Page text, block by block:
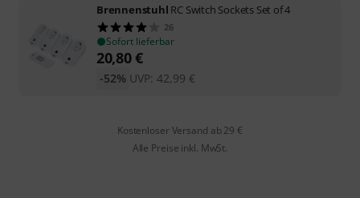
Brennenstuhl RC Switch Sockets Set of 4
26
Sofort lieferbar
20,80€
UVP: 42,99 €
-52%
Kostenloser Versand ab 29 €
Alle Preise inkl. MwSt.